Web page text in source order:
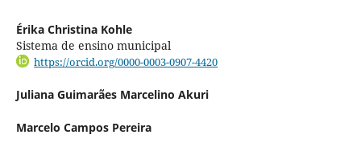
Érika Christina Kohle
Sistema de ensino municipal
https://orcid.org/0000-0003-0907-4420
Juliana Guimarães Marcelino Akuri
Marcelo Campos Pereira